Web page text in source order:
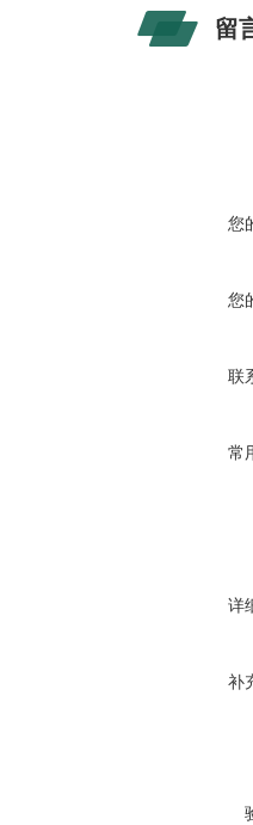
留
您
您
联
常
详
补